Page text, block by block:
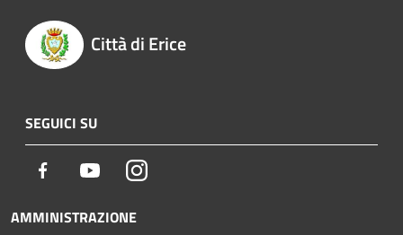
Città di Erice
SEGUICI SU
Facebook YoutubeInstagram
AMMINISTRAZIONE